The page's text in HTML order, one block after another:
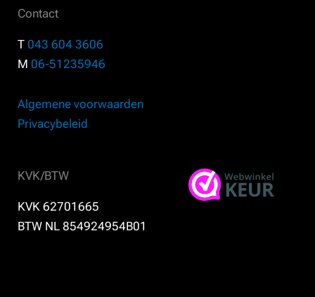
Contact
T 043 604 3606
M 06-51235946
Algemene voorwaarden
Privacybeleid
KVK/BTW
KVK 62701665
BTW NL 854924954B01